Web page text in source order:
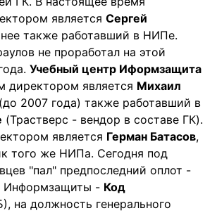
является Сергей
также работавший в НИПе.
не проработал на этой
Учебный центр Иформзащита
директором является Михаил
2007 года) также работавший в
(Трастверс - вендор в составе ГК).
является Герман Батасов,
того же НИПа. Сегодня под
"пал" предпоследний оплот -
Информзащиты - Код
на должность генерального